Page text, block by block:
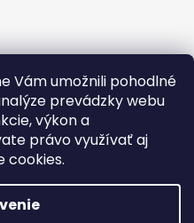
Vám umožnili pohodlné
prevádzky webu
výkon a
právo využívať aj
cookies.